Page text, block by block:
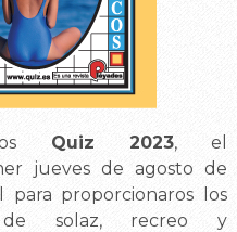
Quiz 2023, el
jueves de agosto de
para proporcionaros los
de solaz, recreo y